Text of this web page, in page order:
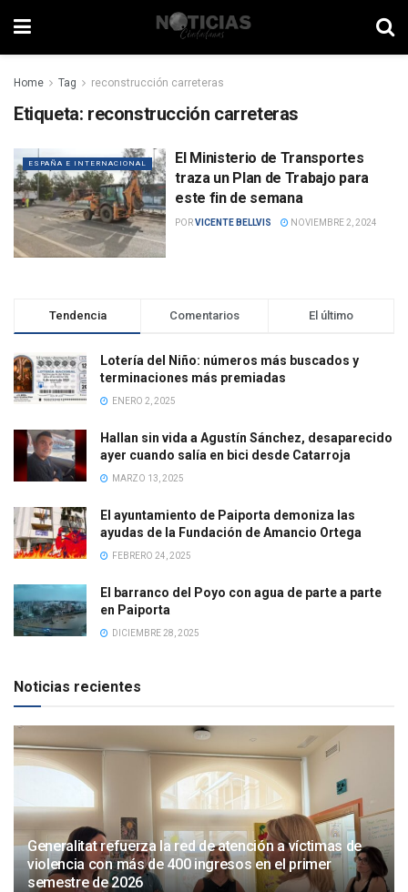
Home Tag reconstrucción carreteras
Etiqueta: reconstrucción carreteras
ESPAÑA E INTERNACIONAL
El Ministerio de Transportes
traza un Plan de Trabajo para
este fin de semana
PORVICENTE BELLVIS NOVIEMBRE 2, 2024
Tendencia Comentarios El último
Lotería del Niño: números más buscados y
terminaciones más premiadas
ENERO 2, 2025
Hallan sin vida a Agustín Sánchez, desaparecido
ayer cuando salía en bici desde Catarroja
MARZO 13, 2025
El ayuntamiento de Paiporta demoniza las
ayudas de la Fundación de Amancio Ortega
FEBRERO 24, 2025
El barranco del Poyo con agua de parte a parte
en Paiporta
DICIEMBRE 28, 2025
Noticias recientes
Generalitat refuerza la red de atención a víctimas de
violencia con más de 400 ingresos en el primer
semestre de 2026